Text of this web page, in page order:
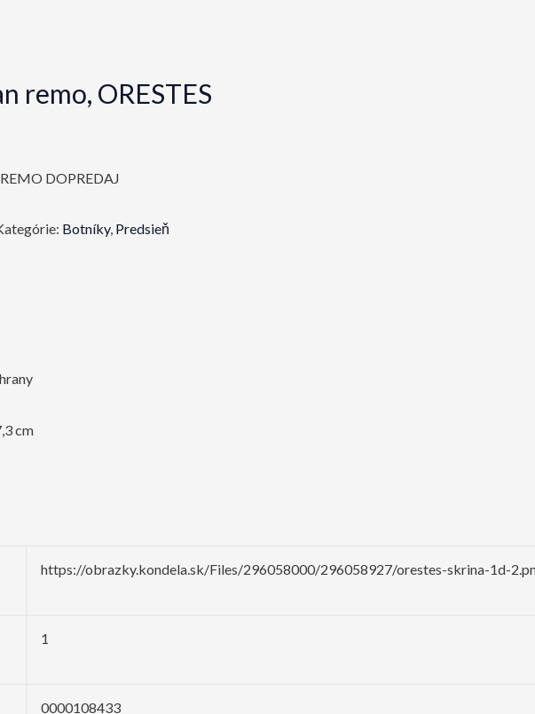
remo, ORESTES
DOPREDAJ
Botníky, Predsieň
cm
https://obrazky.kondela.sk/Files/296058000/296058927/orestes-skrina-1d-
1
0000108433